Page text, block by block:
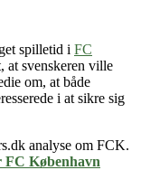
spilletid i FC
at svenskeren ville
om, at både
i at sikre sig
analyse om FCK.
FC København